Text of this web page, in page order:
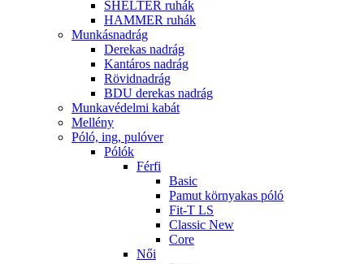
SHELTER ruhák
HAMMER ruhák
Munkásnadrág
Derekas nadrág
Kantáros nadrág
Rövidnadrág
BDU derekas nadrág
Munkavédelmi kabát
Mellény
Póló, ing, pulóver
Pólók
Férfi
Basic
Pamut környakas póló
Fit-T LS
Classic New
Core
Női